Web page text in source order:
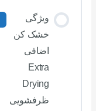
ویژگی
خشک کن
اضافی
Extra
Drying
ظرفشویی